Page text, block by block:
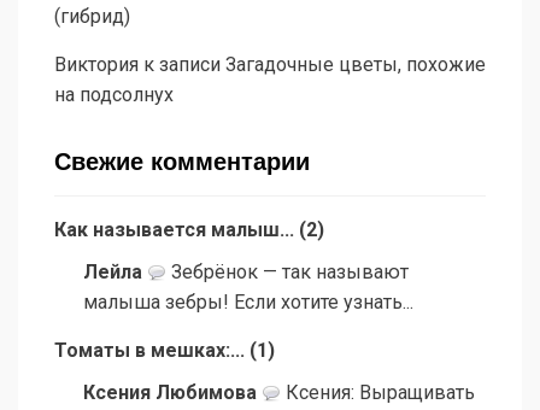
(гибрид)
Виктория к записи Загадочные цветы, похожие
на подсолнух
Свежие комментарии
Как называется малыш... (2)
Лейла
Зебрёнок — так называют
малыша зебры! Если хотите узнать...
Томаты в мешках:... (1)
Ксения Любимова
Ксения: Выращивать